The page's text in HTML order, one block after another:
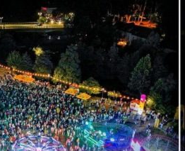
MUSIĆ SDA
SKUPŠTINA USK
opozicije Skupštinu sazvala
nakon dvije sedmice i vratio
Vlade USK